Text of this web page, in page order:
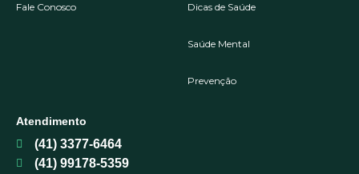
Fale Conosco Dicas de Saúde
Saúde Mental
Prevenção
Atendimento
(41) 3377-6464
(41) 99178-5359